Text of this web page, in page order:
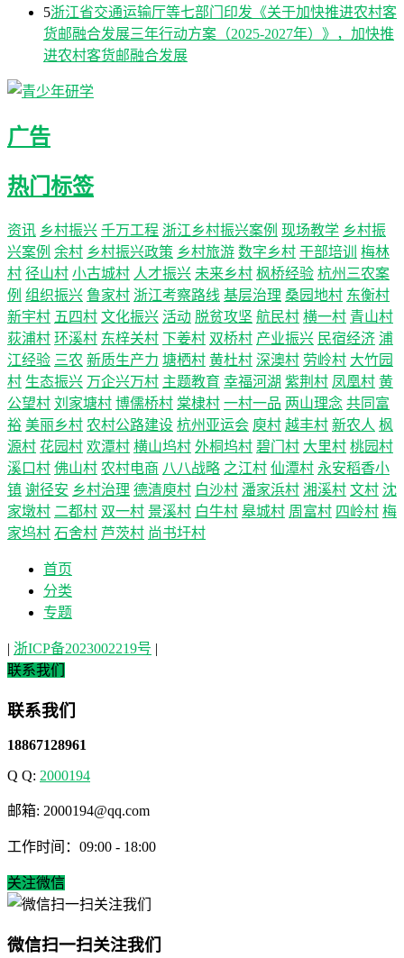
5浙江省交通运输厅等七部门印发《关于加快推进农村客
货邮融合发展三年行动方案（2025-2027年）》，加快推
进农村客货邮融合发展
广告
热门标签
资讯 乡村振兴 千万工程 浙江乡村振兴案例 现场教学 乡村振
兴案例 余村 乡村振兴政策 乡村旅游 数字乡村 干部培训
梅林
村 径山村 小古城村 人才振兴 未来乡村 枫桥经验 杭州三农案
例 组织振兴 鲁家村 浙江考察路线 基层治理 桑园地村 东衡村
新宇村 五四村 文化振兴 活动 脱贫攻坚 航民村 横一村 青山村
荻浦村 环溪村 东梓关村 下姜村 双桥村 产业振兴 民宿经济 浦
江经验 三农 新质生产力 塘栖村 黄杜村 深澳村 劳岭村 大竹园
村 生态振兴 万企兴万村 主题教育 幸福河湖 紫荆村 凤凰村 黄
公望村 刘家塘村 博儒桥村 棠棣村 一村一品 两山理念 共同富
裕 美丽乡村 农村公路建设 杭州亚运会 庾村 越丰村 新农人 枫
源村 花园村 欢潭村 横山坞村 外桐坞村 碧门村 大里村 桃园村
溪口村 佛山村 农村电商 八八战略 之江村 仙潭村 永安稻香小
镇 谢径安 乡村治理 德清庾村 白沙村 潘家浜村 湘溪村 文村 沈
家墩村 二都村 双一村 景溪村 白牛村 皋城村 周富村 四岭村 梅
家坞村 石舍村 芦茨村 尚书圩村
首页
分类
专题
| 浙ICP备2023002219号 |
联系我们
联系我们
18867128961
Q Q: 2000194
邮箱: 2000194@qq.com
工作时间：09:00 - 18:00
关注微信
微信扫一扫关注我们